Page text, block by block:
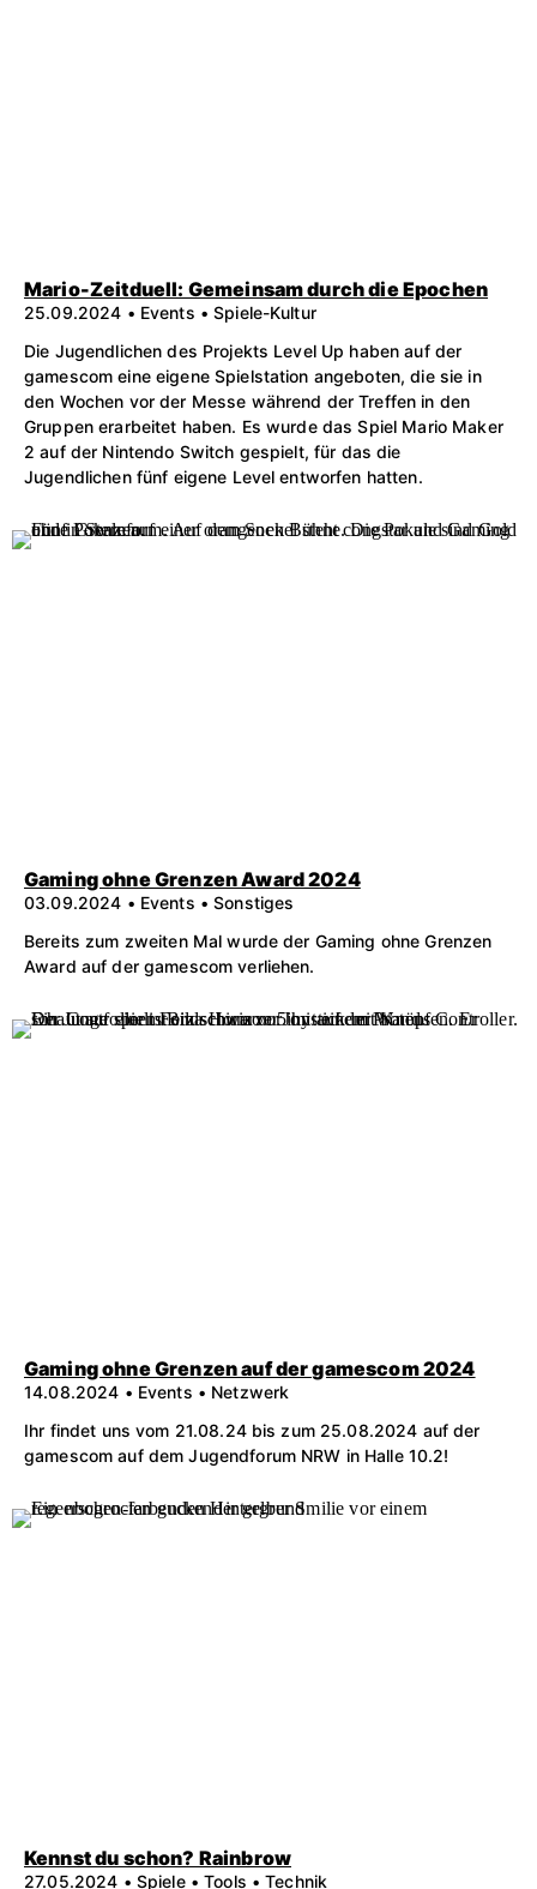
Mario-Zeitduell: Gemeinsam durch die Epochen
25.09.2024 • Events • Spiele-Kultur
Die Jugendlichen des Projekts Level Up haben auf der
gamescom eine eigene Spielstation angeboten, die sie in
den Wochen vor der Messe während der Treffen in den
Gruppen erarbeitet haben. Es wurde das Spiel Mario Maker
2 auf der Nintendo Switch gespielt, für das die
Jugendlichen fünf eigene Level entworfen hatten.
Gaming ohne Grenzen Award 2024
03.09.2024 • Events • Sonstiges
Bereits zum zweiten Mal wurde der Gaming ohne Grenzen
Award auf der gamescom verliehen.
Gaming ohne Grenzen auf der gamescom 2024
14.08.2024 • Events • Netzwerk
Ihr findet uns vom 21.08.24 bis zum 25.08.2024 auf der
gamescom auf dem Jugendforum NRW in Halle 10.2!
Kennst du schon? Rainbrow
27.05.2024 • Spiele • Tools • Technik